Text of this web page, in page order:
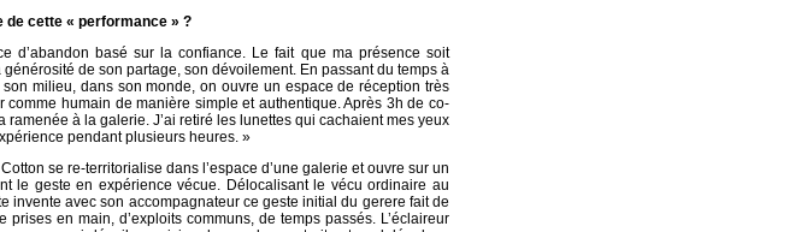
cette « performance » ?
d’abandon basé sur la confiance. Le fait que ma présence soit
de son partage, son dévoilement. En passant du temps à
son milieu, dans son monde, on ouvre un espace de réception très
comme humain de manière simple et authentique. Après 3h de co-
ramenée à la galerie. J’ai retiré les lunettes qui cachaient mes yeux
pendant plusieurs heures. »
se re-territorialise dans l’espace d’une galerie et ouvre sur un
le geste en expérience vécue. Délocalisant le vécu ordinaire au
invente avec son accompagnateur ce geste initial du gerere fait de
prises en main, d’exploits communs, de temps passés. L’éclaireur